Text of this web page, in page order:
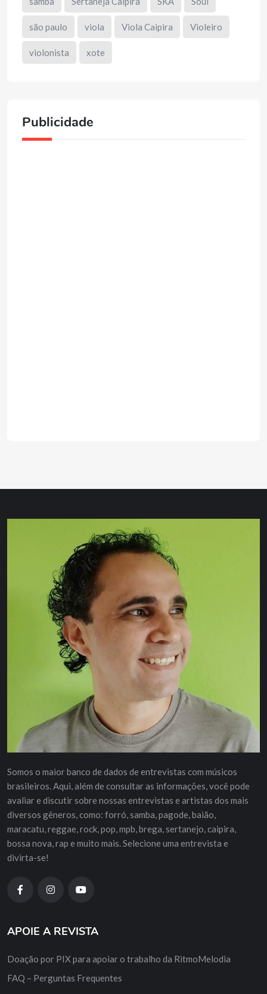
são paulo viola Viola Caipira Violeiro
violonista xote
Publicidade
Somos o maior banco de dados de entrevistas com músicos
brasileiros. Aqui, além de consultar as informações, você pode
avaliar e discutir sobre nossas entrevistas e artistas dos mais
diversos gêneros, como: forró, samba, pagode, baião,
maracatu, reggae, rock, pop, mpb, brega, sertanejo, caipira,
bossa nova, rap e muito mais. Selecione uma entrevista e
divirta-se!
APOIE A REVISTA
Doação por PIX para apoiar o trabalho da RitmoMelodia
FAQ – Perguntas Frequentes